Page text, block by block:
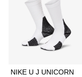
3 期 0 利率 每期
合作金庫商業銀行
華南商業銀行
上海商業儲蓄銀行
Apple Pay
NIKE U J UNICORN